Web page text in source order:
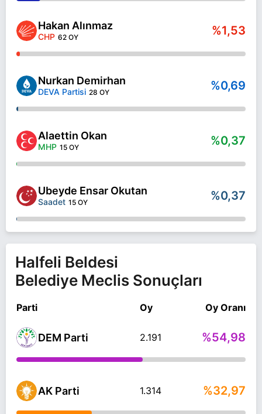
Hakan Alınmaz
CHP 62 OY %1,53
Nurkan Demirhan
DEVA Partisi 28 OY %0,69
Alaettin Okan
MHP 15 OY %0,37
Ubeyde Ensar Okutan
Saadet 15 OY %0,37
Halfeli Beldesi
Belediye Meclis Sonuçları
Parti Oy Oy Oranı
DEM Parti 2.191 %54,98
AK Parti 1.314 %32,97